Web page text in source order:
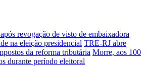
revogação de visto de embaixadora
na eleição presidencial TRE-RJ abre
da reforma tributária Morre, aos 100
durante período eleitoral